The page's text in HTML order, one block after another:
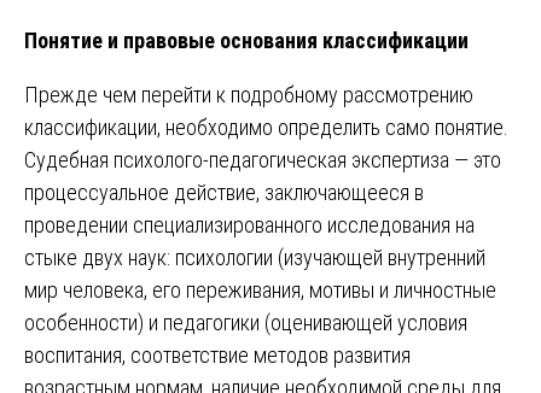
Понятие и правовые основания классификации
Прежде чем перейти к подробному рассмотрению
классификации, необходимо определить само понятие.
Судебная психолого-педагогическая экспертиза — это
процессуальное действие, заключающееся в
проведении специализированного исследования на
стыке двух наук: психологии (изучающей внутренний
мир человека, его переживания, мотивы и личностные
особенности) и педагогики (оценивающей условия
воспитания, соответствие методов развития
возрастным нормам, наличие необходимой среды для